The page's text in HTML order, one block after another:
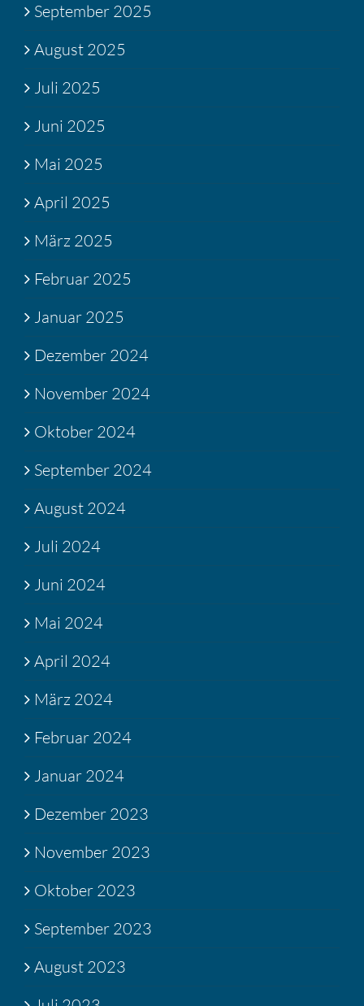
September 2025
August 2025
Juli 2025
Juni 2025
Mai 2025
April 2025
März 2025
Februar 2025
Januar 2025
Dezember 2024
November 2024
Oktober 2024
September 2024
August 2024
Juli 2024
Juni 2024
Mai 2024
April 2024
März 2024
Februar 2024
Januar 2024
Dezember 2023
November 2023
Oktober 2023
September 2023
August 2023